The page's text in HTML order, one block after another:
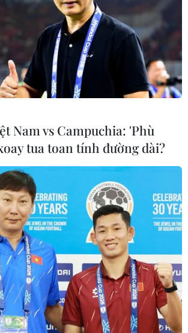
Kiệt ở thị trấn Vũng Liêm, huyện Vũng Liêm.
Lê Thúy Hằng/TTXVN)
(TTXVN/Vietnam+)
Nam vs Campuchia: 'Phù
tua toan tính đường dài?